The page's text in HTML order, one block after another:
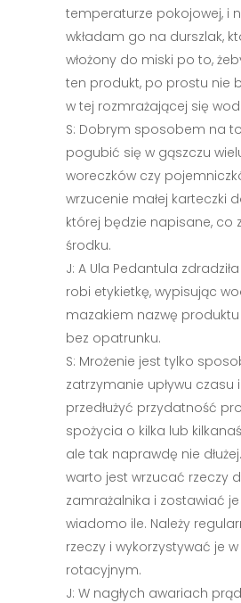
temperaturze pokojowej, i
wkładam go na durszlak,
włożony do miski po to,
ten produkt, po prostu nie
w tej rozmrażającej się
S: Dobrym sposobem na
pogubić się w gąszczu
woreczków czy
wrzucenie małej karteczki
której będzie napisane, co
środku.
J: A Ula Pedantula
robi etykietkę, wypisując
mazakiem nazwę
bez opatrunku.
S: Mrożenie jest tylko
zatrzymanie upływu czasu
przedłużyć przydatność
spożycia o kilka lub
ale tak naprawdę nie
warto jest wrzucać rzeczy
zamrażalnika i zostawiać
wiadomo ile. Należy
rzeczy i wykorzystywać je
rotacyjnym.
J: W nagłych awariach